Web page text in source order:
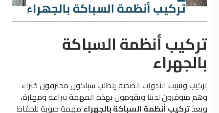
تركيب أنظمة السباكة
بالجهراء
تركيب وتثبيت الأدوات الصحية يتطلب سباكون محترفون خبراء
وهم متوفرون لدينا ويقومون بهذه المهمة ببراعة ومهارة،
ويعدتركيب أنظمة السباكة بالجهراء مهمة حيوية للحفاظ